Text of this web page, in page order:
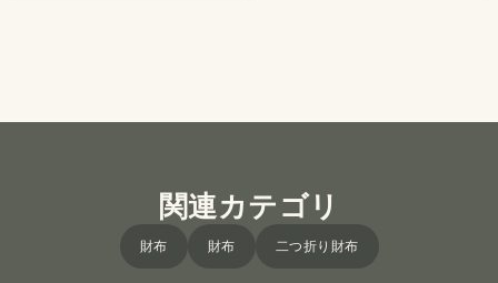
関連カテゴリ
財布 財布 二つ折り財布